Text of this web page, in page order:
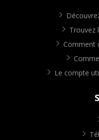
Trouvez
Comment
Le compte